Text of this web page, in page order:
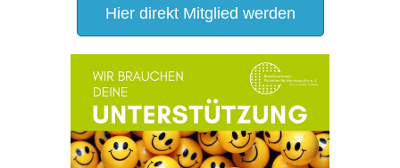
Hier direkt Mitglied werden